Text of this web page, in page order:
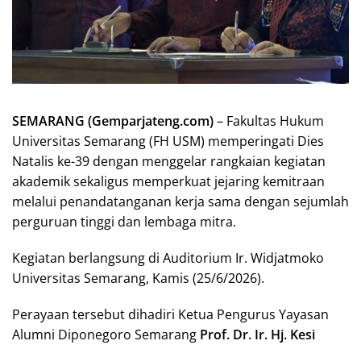
SEMARANG (Gemparjateng.com)– Fakultas Hukum
Universitas Semarang (FH USM) memperingati Dies
Natalis ke-39 dengan menggelar rangkaian kegiatan
akademik sekaligus memperkuat jejaring kemitraan
melalui penandatanganan kerja sama dengan sejumlah
perguruan tinggi dan lembaga mitra.
Kegiatan berlangsung di Auditorium Ir. Widjatmoko
Universitas Semarang, Kamis (25/6/2026).
Perayaan tersebut dihadiri Ketua Pengurus Yayasan
Alumni Diponegoro Semarang Prof. Dr. Ir. Hj. Kesi